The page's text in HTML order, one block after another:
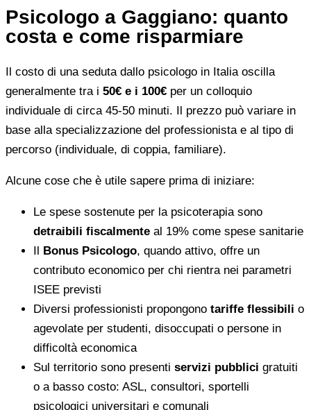
Psicologo a Gaggiano: quanto
costa e come risparmiare
Il costo di una seduta dallo psicologo in Italia oscilla
generalmente tra i 50€ e i 100€ per un colloquio
individuale di circa 45-50 minuti. Il prezzo può variare in
base alla specializzazione del professionista e al tipo di
percorso (individuale, di coppia, familiare).
Alcune cose che è utile sapere prima di iniziare:
Le spese sostenute per la psicoterapia sono
detraibili fiscalmente al 19% come spese sanitarie
Il Bonus Psicologo, quando attivo, offre un
contributo economico per chi rientra nei parametri
ISEE previsti
Diversi professionisti propongono tariffe flessibili o
agevolate per studenti, disoccupati o persone in
difficoltà economica
Sul territorio sono presenti servizi pubblici gratuiti
o a basso costo: ASL, consultori, sportelli
psicologici universitari e comunali